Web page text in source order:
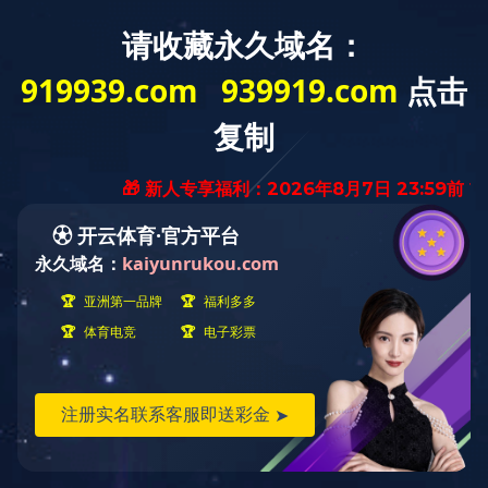
关于我们
当前位置： 关于我们››公司荣誉